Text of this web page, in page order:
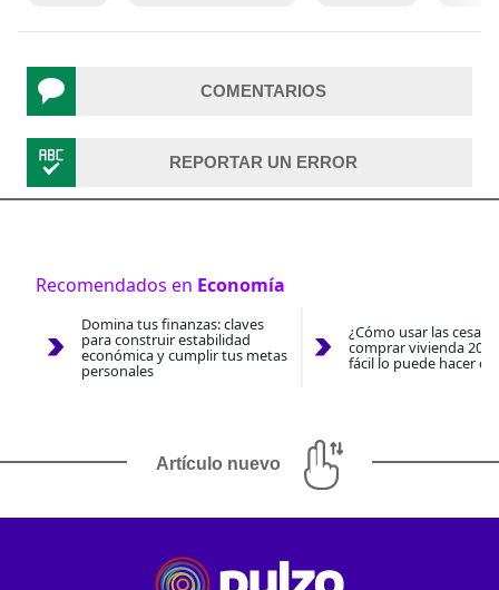
COMENTARIOS
REPORTAR UN ERROR
Recomendados en Economía
Domina tus finanzas: claves
para construir estabilidad
económica y cumplir tus metas
personales
¿Cómo usar las
comprar vivienda
fácil lo puede hacer
Artículo nuevo